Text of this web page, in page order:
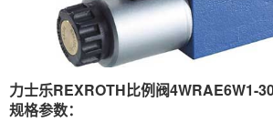
力士乐REXROTH比例阀4WRAE6W1-
规格参数：